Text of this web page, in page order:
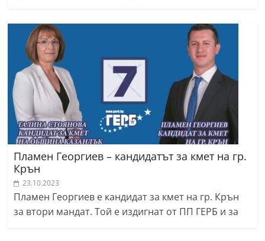
Пламен Георгиев – кандидатът за кмет на гр.
Крън
23.10.2023
Пламен Георгиев е кандидат за кмет на гр. Крън
за втори мандат. Той е издигнат от ПП ГЕРБ и за